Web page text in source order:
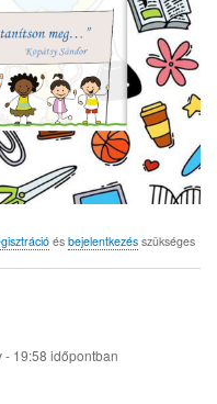
és bejelentkezésszükséges
- 19:58 időpontban